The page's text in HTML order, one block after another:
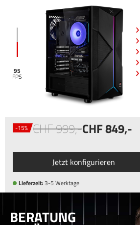
95
-15% 999,- 849,-
Jetzt konfigurieren
Lieferzeit:3-5 Werktage
BERATUNG